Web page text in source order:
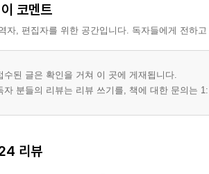
코멘트
자, 편집자를 위한 공간입니다. 독자들에게 전하
수된 글은 확인을 거쳐 이 곳에 게재됩니다.
자 분들의 리뷰는 리뷰 쓰기를, 책에 대한 문의는
리뷰